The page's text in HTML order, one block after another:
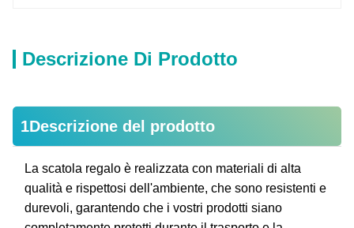
Descrizione Di Prodotto
1Descrizione del prodotto
La scatola regalo è realizzata con materiali di alta
qualità e rispettosi dell'ambiente, che sono resistenti e
durevoli, garantendo che i vostri prodotti siano